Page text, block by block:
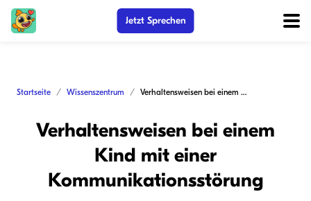
Jetzt Sprechen
Startseite Wissenszentrum Verhaltensweisen bei einem Kind mit einer Kommunikationsstörung
Verhaltensweisen bei einem
Kind mit einer
Kommunikationsstörung